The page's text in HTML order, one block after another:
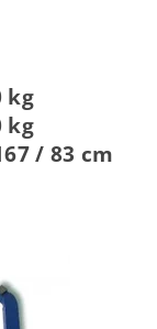
kg
kg
/ 83 cm